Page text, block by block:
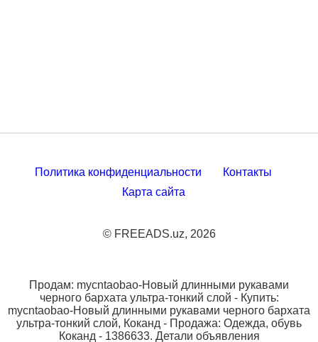
Политика конфиденциальности
Контакты
Карта сайта
© FREEADS.uz, 2026
Продам: mycntaobao-Новый длинными рукавами
черного бархата ультра-тонкий слой - Купить:
mycntaobao-Новый длинными рукавами черного бархата
ультра-тонкий слой, Коканд - Продажа: Одежда, обувь
Коканд - 1386633. Детали объявления